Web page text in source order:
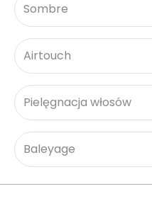
Sombre
Airtouch
Pielęgnacja włosów
Baleyage